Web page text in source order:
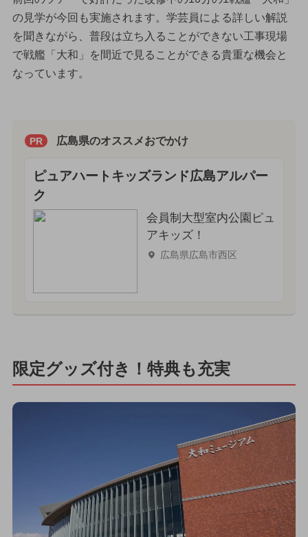
の見学が今回も実施されます。学芸員による詳しい解説
を聞きながら、普段は立ち入ることができない工事現場
で戦艦「大和」を間近で見ることができる貴重な機会と
なっています。
PR 広島県のオススメおでかけ
ピュアハートキッズランド広島アルパー
ク
会員制大型室内公園ピュ
アキッズ！
広島県広島市西区
限定グッズ付き！特典も充実